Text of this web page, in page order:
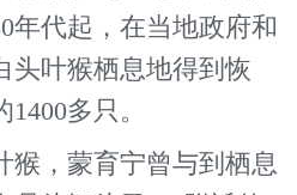
年代起，在当地政府和
头叶猴栖息地得到恢
多只。
，蒙育宁曾与到栖息